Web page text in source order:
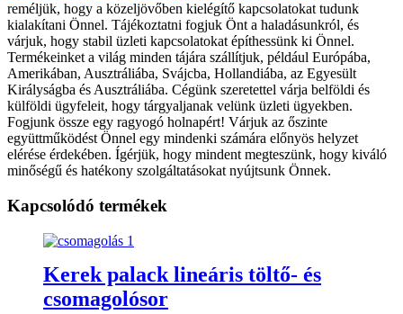
reméljük, hogy a közeljövőben kielégítő kapcsolatokat tudunk
kialakítani Önnel. Tájékoztatni fogjuk Önt a haladásunkról, és
várjuk, hogy stabil üzleti kapcsolatokat építhessünk ki Önnel.
Termékeinket a világ minden tájára szállítjuk, például Európába,
Amerikában, Ausztráliába, Svájcba, Hollandiába, az Egyesült
Királyságba és Ausztráliába. Cégünk szeretettel várja belföldi és
külföldi ügyfeleit, hogy tárgyaljanak velünk üzleti ügyekben.
Fogjunk össze egy ragyogó holnapért! Várjuk az őszinte
együttműködést Önnel egy mindenki számára előnyös helyzet
elérése érdekében. Ígérjük, hogy mindent megteszünk, hogy kiváló
minőségű és hatékony szolgáltatásokat nyújtsunk Önnek.
Kapcsolódó termékek
Kerek palack lineáris töltő- és
csomagolósor